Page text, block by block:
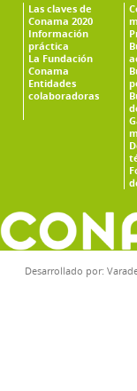
Las claves de
Conama 2020
Información
práctica
La Fundación
Conama
Entidades
colaboradoras
Desarrollado por: